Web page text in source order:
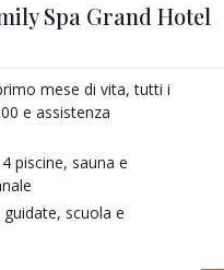
Spa Grand Hotel
mese di vita, tutti i
e assistenza
piscine, sauna e
scuola e